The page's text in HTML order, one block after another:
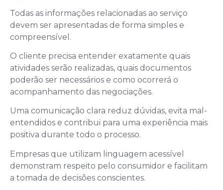
Todas as informações relacionadas ao serviço
devem ser apresentadas de forma simples e
compreensível.
O cliente precisa entender exatamente quais
atividades serão realizadas, quais documentos
poderão ser necessários e como ocorrerá o
acompanhamento das negociações.
Uma comunicação clara reduz dúvidas, evita mal-
entendidos e contribui para uma experiência mais
positiva durante todo o processo.
Empresas que utilizam linguagem acessível
demonstram respeito pelo consumidor e facilitam
a tomada de decisões conscientes.